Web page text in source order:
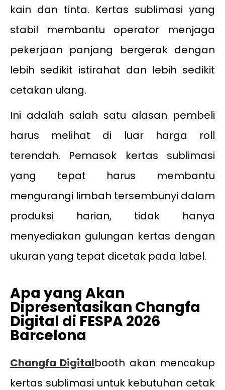
kain dan tinta. Kertas sublimasi yang
stabil membantu operator menjaga
pekerjaan panjang bergerak dengan
lebih sedikit istirahat dan lebih sedikit
cetakan ulang.
Ini adalah salah satu alasan pembeli
harus melihat di luar harga roll
terendah. Pemasok kertas sublimasi
yang tepat harus membantu
mengurangi limbah tersembunyi dalam
produksi harian, tidak hanya
menyediakan gulungan kertas dengan
ukuran yang tepat dicetak pada label.
Apa yang Akan
Dipresentasikan Changfa
Digital di FESPA 2026
Barcelona
Changfa Digitalbooth akan mencakup
kertas sublimasi untuk kebutuhan cetak